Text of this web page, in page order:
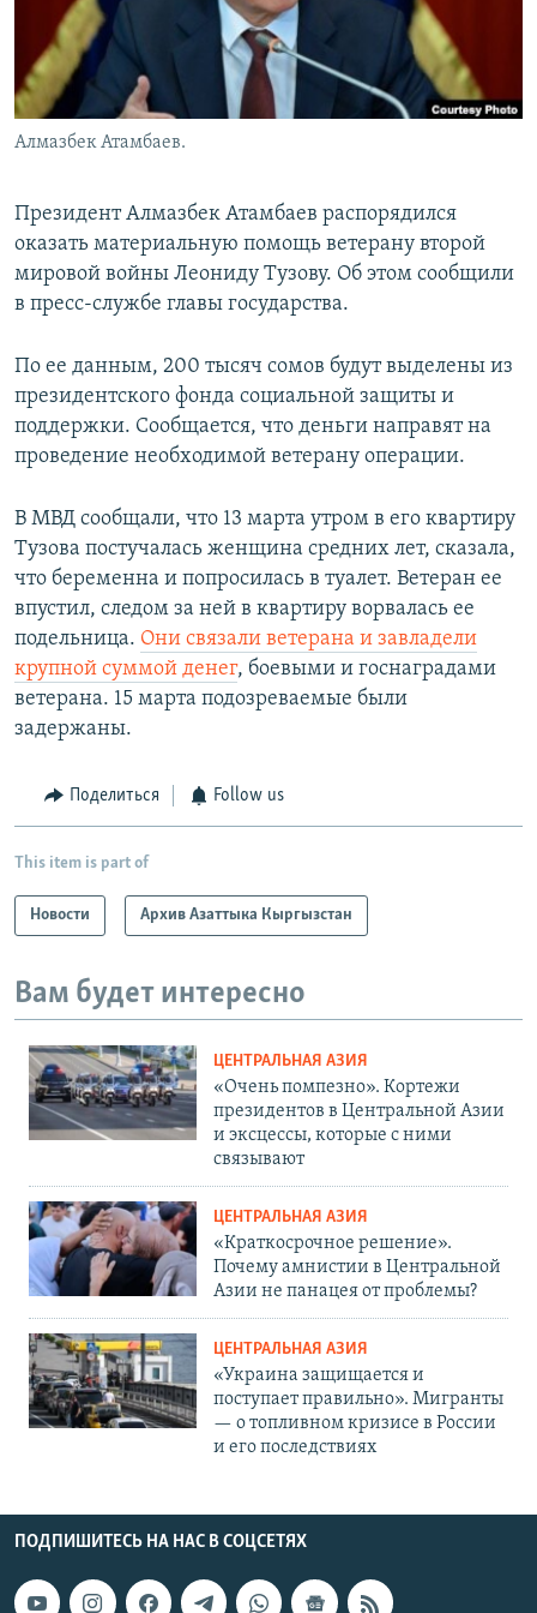
Алмазбек Атамбаев.
Президент Алмазбек Атамбаев распорядился
оказать материальную помощь ветерану второй
мировой войны Леониду Тузову. Об этом сообщили
в пресс-службе главы государства.
По ее данным, 200 тысяч сомов будут выделены из
президентского фонда социальной защиты и
поддержки. Сообщается, что деньги направят на
проведение необходимой ветерану операции.
В МВД сообщали, что 13 марта утром в его квартиру
Тузова постучалась женщина средних лет, сказала,
что беременна и попросилась в туалет. Ветеран ее
впустил, следом за ней в квартиру ворвалась ее
подельница. Они связали ветерана и завладели
крупной суммой денег, боевыми и госнаградами
ветерана. 15 марта подозреваемые были
задержаны.
Поделиться Follow us
This item is part of
Новости Архив Азаттыка Кыргызстан
Вам будет интересно
ЦЕНТРАЛЬНАЯ АЗИЯ
«Очень помпезно». Кортежи
президентов в Центральной Азии
и эксцессы, которые с ними
связывают
ЦЕНТРАЛЬНАЯ АЗИЯ
«Краткосрочное решение».
Почему амнистии в Центральной
Азии не панацея от проблемы?
ЦЕНТРАЛЬНАЯ АЗИЯ
«Украина защищается и
поступает правильно». Мигранты
— о топливном кризисе в России
и его последствиях
ПОДПИШИТЕСЬ НА НАС В СОЦСЕТЯХ